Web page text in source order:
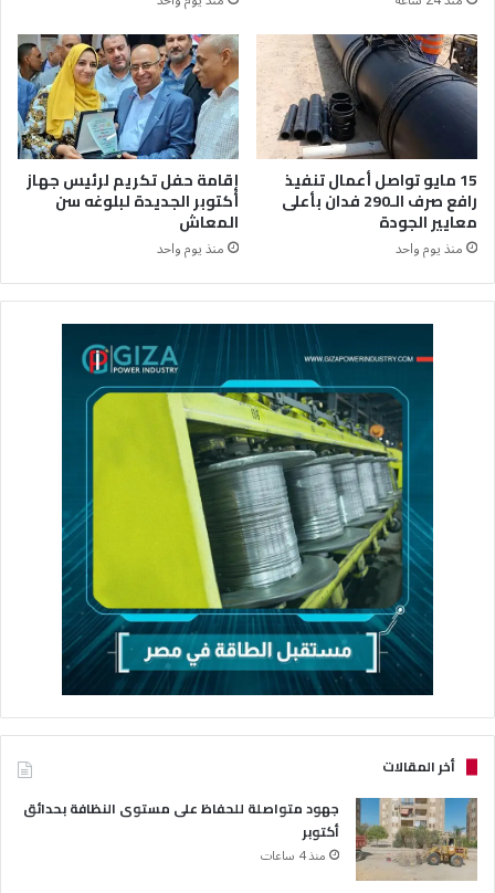
15 مايو تواصل أعمال تنفيذ
رافع صرف الـ290 فدان بأعلى
معايير الجودة
منذ يوم واحد
إقامة حفل تكريم لرئيس جهاز
أكتوبر الجديدة لبلوغه سن
المعاش
منذ يوم واحد
أخر المقالات
جهود متواصلة للحفاظ على مستوى النظافة بحدائق
أكتوبر
منذ 4 ساعات